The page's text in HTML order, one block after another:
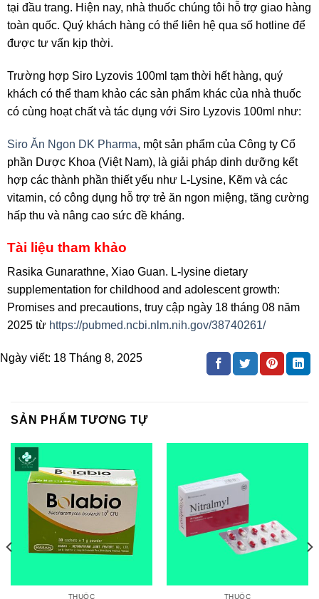
tại đầu trang. Hiện nay, nhà thuốc chúng tôi hỗ trợ giao hàng
toàn quốc. Quý khách hàng có thể liên hệ qua số hotline để
được tư vấn kịp thời.
Trường hợp Siro Lyzovis 100ml tạm thời hết hàng, quý
khách có thể tham khảo các sản phẩm khác của nhà thuốc
có cùng hoạt chất và tác dụng với Siro Lyzovis 100ml như:
Siro Ăn Ngon DK Pharma, một sản phẩm của Công ty Cổ
phần Dược Khoa (Việt Nam), là giải pháp dinh dưỡng kết
hợp các thành phần thiết yếu như L-Lysine, Kẽm và các
vitamin, có công dụng hỗ trợ trẻ ăn ngon miệng, tăng cường
hấp thu và nâng cao sức đề kháng.
Tài liệu tham khảo
Rasika Gunarathne, Xiao Guan. L-lysine dietary
supplementation for childhood and adolescent growth:
Promises and precautions, truy cập ngày 18 tháng 08 năm
2025 từ https://pubmed.ncbi.nlm.nih.gov/38740261/
Ngày viết: 18 Tháng 8, 2025
SẢN PHẨM TƯƠNG TỰ
THUỐC THUỐC